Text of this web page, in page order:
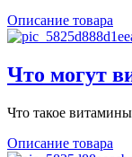
Описание товара
Что могут
Что такое
Описание товара